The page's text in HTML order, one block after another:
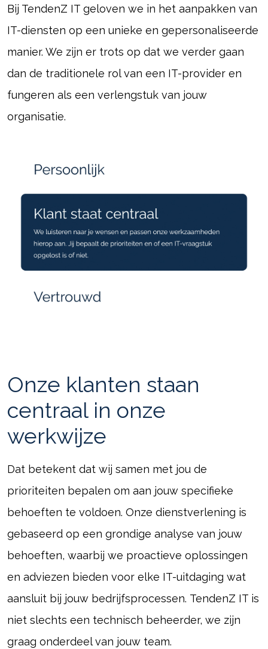
Bij TendenZ IT geloven we in het aanpakken van
IT-diensten op een unieke en gepersonaliseerde
manier. We zijn er trots op dat we verder gaan
dan de traditionele rol van een IT-provider en
fungeren als een verlengstuk van jouw
organisatie.
Onze klanten staan
centraal in onze
werkwijze
Dat betekent dat wij samen met jou de
prioriteiten bepalen om aan jouw specifieke
behoeften te voldoen. Onze dienstverlening is
gebaseerd op een grondige analyse van jouw
behoeften, waarbij we proactieve oplossingen
en adviezen bieden voor elke IT-uitdaging wat
aansluit bij jouw bedrijfsprocessen. TendenZ IT is
niet slechts een technisch beheerder, we zijn
graag onderdeel van jouw team.